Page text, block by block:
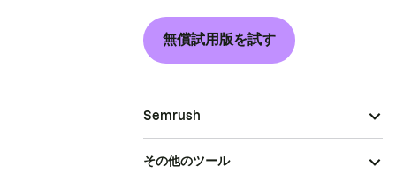
無償試用版を試す
Semrush
その他のツール